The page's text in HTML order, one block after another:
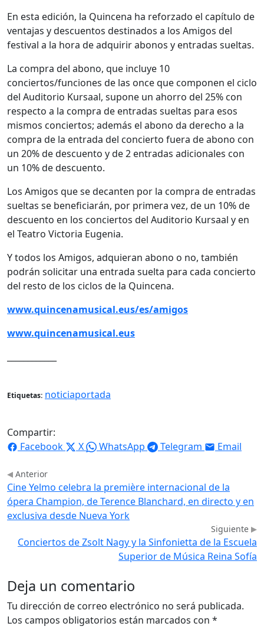
En esta edición, la Quincena ha reforzado el capítulo de
ventajas y descuentos destinados a los Amigos del
festival a la hora de adquirir abonos y entradas sueltas.
La compra del abono, que incluye 10
conciertos/funciones de las once que componen el ciclo
del Auditorio Kursaal, supone un ahorro del 25% con
respecto a la compra de entradas sueltas para esos
mismos conciertos; además el abono da derecho a la
compra de la entrada del concierto fuera de abono con
un 20% de descuento y de 2 entradas adicionales con
un 10% de descuento.
Los Amigos que se decanten por la compra de entradas
sueltas se beneficiarán, por primera vez, de un 10% de
descuento en los conciertos del Auditorio Kursaal y en
el Teatro Victoria Eugenia.
Y todos los Amigos, adquieran abono o no, también
podrán solicitar una entrada suelta para cada concierto
del resto de los ciclos de la Quincena.
www.quincenamusical.eus/es/amigos
www.quincenamusical.eus
Etiquetas: noticiaportada
Compartir:
Facebook
X WhatsApp Telegram Email
Anterior
Cine Yelmo celebra la première internacional de la
ópera Champion, de Terence Blanchard, en directo y en
exclusiva desde Nueva York
Siguiente
Conciertos de Zsolt Nagy y la Sinfonietta de la Escuela
Superior de Música Reina Sofía
Deja un comentario
Tu dirección de correo electrónico no será publicada.
Los campos obligatorios están marcados con *